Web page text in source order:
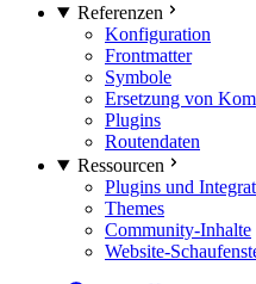
Referenzen
Konfiguration
Frontmatter
Symbole
Ersetzung von
Plugins
Routendaten
Ressourcen
Plugins und
Themes
Community-Inhalte
Website-